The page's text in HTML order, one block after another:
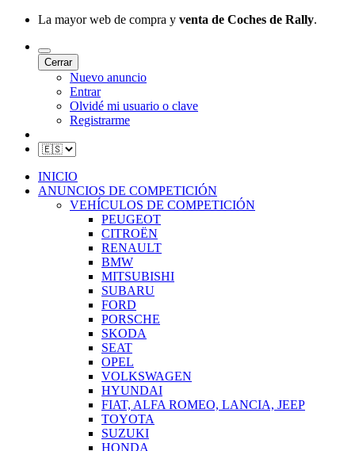
La mayor web de compra y venta de Coches de Rally.
Cerrar
Nuevo anuncio
Entrar
Olvidé mi usuario o clave
Registrarme
INICIO
ANUNCIOS DE COMPETICIÓN
VEHÍCULOS DE COMPETICIÓN
PEUGEOT
CITROËN
RENAULT
BMW
MITSUBISHI
SUBARU
FORD
PORSCHE
SKODA
SEAT
OPEL
VOLKSWAGEN
HYUNDAI
FIAT, ALFA ROMEO, LANCIA, JEEP
TOYOTA
SUZUKI
HONDA